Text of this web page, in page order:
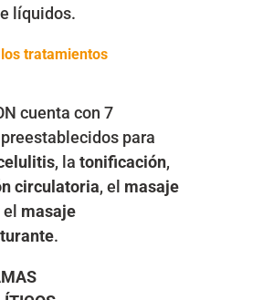
líquidos.
tratamientos
cuenta con 7
para
, la tonificación,
circulatoria, el masaje
masaje
.